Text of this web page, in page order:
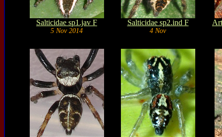
Salticidae sp1.jav F
5 Nov 2014
Salticidae sp2.ind F
4 Nov